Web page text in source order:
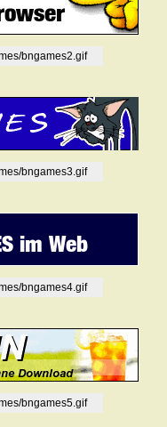
bngames2.gif
bngames3.gif
bngames4.gif
bngames5.gif